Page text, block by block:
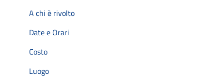
A chi è rivolto
Date e Orari
Costo
Luogo